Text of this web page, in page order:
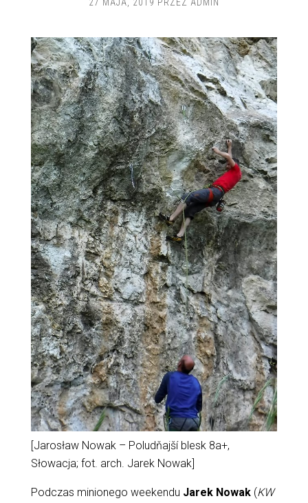
[Jarosław Nowak – Poludňajší blesk 8a+,
Słowacja; fot. arch. Jarek Nowak]
Podczas minionego weekendu Jarek Nowak(KW